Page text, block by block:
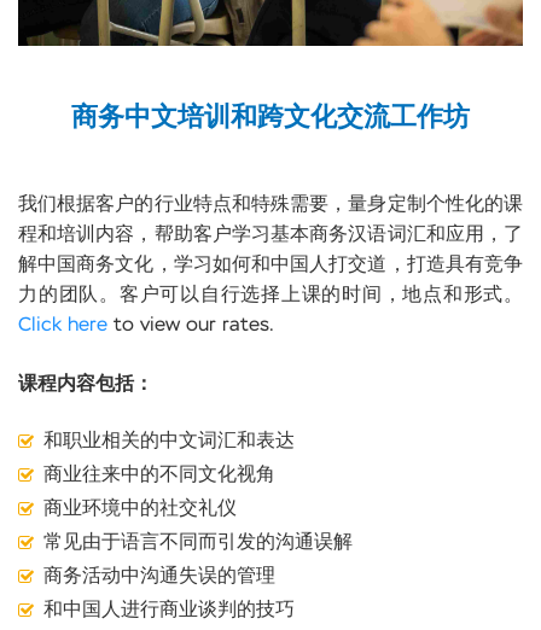
商务中文培训和跨文化交流工作坊
我们根据客户的行业特点和特殊需要，量身定制个性化的课
程和培训内容，帮助客户学习基本商务汉语词汇和应用，了
解中国商务文化，学习如何和中国人打交道，打造具有竞争
力的团队。客户可以自行选择上课的时间，地点和形式。
Click here to view our rates.
课程内容包括：
和职业相关的中文词汇和表达
商业往来中的不同文化视角
商业环境中的社交礼仪
常见由于语言不同而引发的沟通误解
商务活动中沟通失误的管理
和中国人进行商业谈判的技巧